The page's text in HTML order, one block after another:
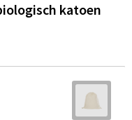
katoen